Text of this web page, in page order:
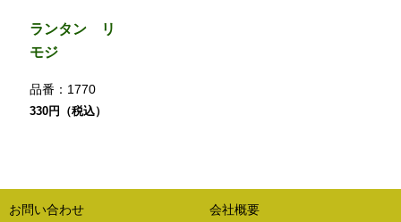
ランタン リ
モジ
品番： 1770
330円（税込）
お問い合わせ 会社概要